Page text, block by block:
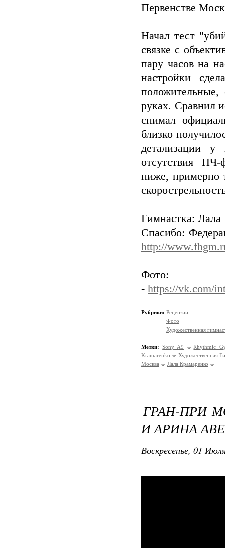
Первенстве
Начал тест
связке с
пару часов на
настройки
руках. Сравнил
снимал
близко
детализации
отсутствия НЧ-
ниже, примерно
Гимнастка: Лала
Спасибо:
http://
Фото:
- https://vk.com/
Рубрики: Рецензии
Фото
Художественная
Метки: Sony A9
Rhythmic
Kramarenko
Художественная
Москва
Лала Крамаренко
ГРАН-ПРИ
И АРИНА
Воскресенье, 01